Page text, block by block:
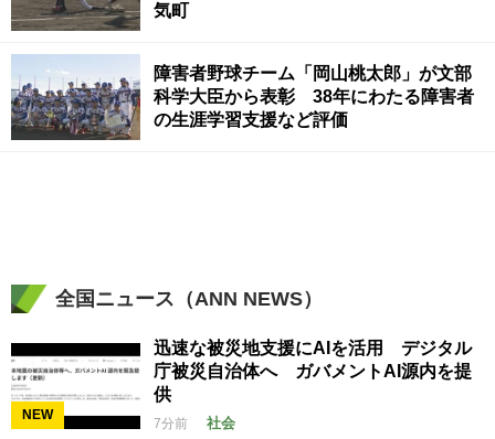
気町
障害者野球チーム「岡山桃太郎」が文部
科学大臣から表彰 38年にわたる障害者
の生涯学習支援など評価
全国ニュース（ANN NEWS）
NEW
迅速な被災地支援にAIを活用 デジタル
庁被災自治体へ ガバメントAI源内を提
供
7分前 社会